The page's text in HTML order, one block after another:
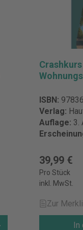
Crashkurs
ISBN:
Verlag:
Auflage: 3.
39,99 €
Pro Stück
inkl. MwSt.
Zur
In